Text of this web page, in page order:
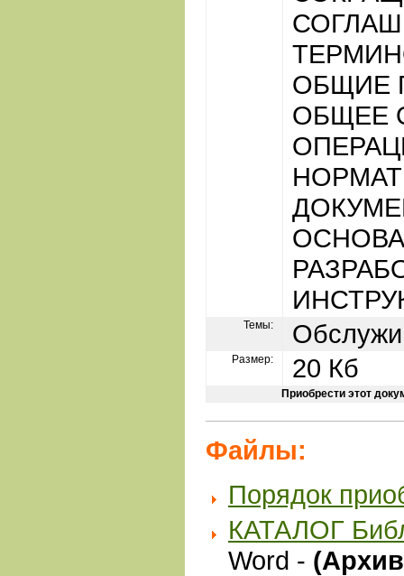
ОБЩИЕ
ОБЩЕЕ
Темы:
Размер: 20 Кб
Приобрести этот
Файлы:
Порядок
КАТАЛОГ
Word -